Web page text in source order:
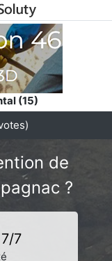
(15)
de
?
7